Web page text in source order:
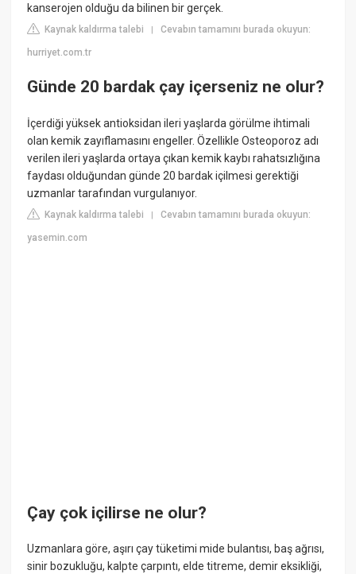
kanserojen olduğu da bilinen bir gerçek.
Kaynak kaldırma talebi |Cevabın tamamını burada okuyun:
hurriyet.com.tr
Günde 20 bardak çay içerseniz ne olur?
İçerdiği yüksek antioksidan ileri yaşlarda görülme ihtimali
olan kemik zayıflamasını engeller. Özellikle Osteoporoz adı
verilen ileri yaşlarda ortaya çıkan kemik kaybı rahatsızlığına
faydası olduğundan günde 20 bardak içilmesi gerektiği
uzmanlar tarafından vurgulanıyor.
Kaynak kaldırma talebi |Cevabın tamamını burada okuyun:
yasemin.com
Çay çok içilirse ne olur?
Uzmanlara göre, aşırı çay tüketimi mide bulantısı, baş ağrısı,
sinir bozukluğu, kalpte çarpıntı, elde titreme, demir eksikliği,